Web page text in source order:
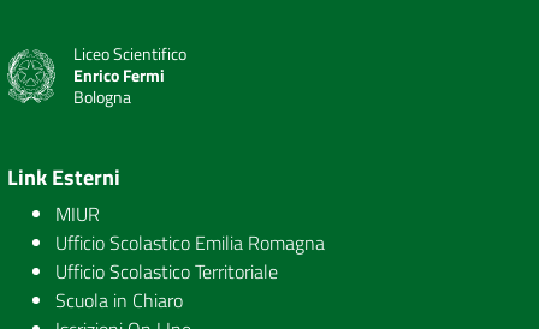
Liceo Scientifico
Enrico Fermi
Bologna
Link Esterni
MIUR
Ufficio Scolastico Emilia Romagna
Ufficio Scolastico Territoriale
Scuola in Chiaro